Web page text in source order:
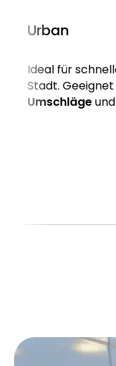
Urban
Ideal für
Stadt.
Umschlägeund